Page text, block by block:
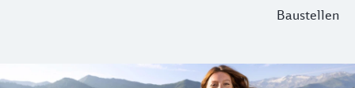
Baustellen
Mit der Bahn nach Salzburg und ins